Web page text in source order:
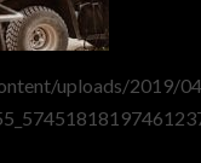
uploads/2019/